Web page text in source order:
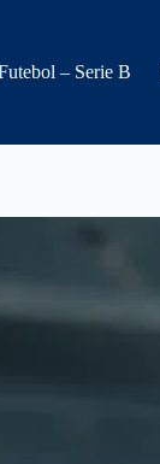
– Serie B